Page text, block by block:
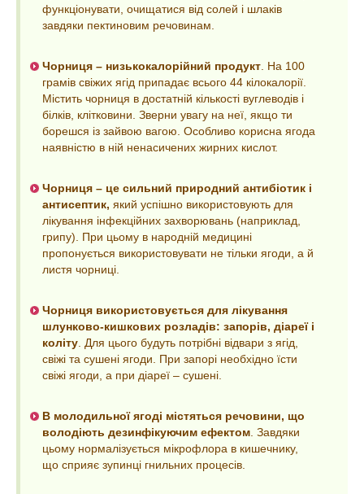
функціонувати, очищатися від солей і шлаків
завдяки пектиновим речовинам.
Чорниця – низькокалорійний продукт . На 100
грамів свіжих ягід припадає всього 44 кілокалорії.
Містить чорниця в достатній кількості вуглеводів і
білків, клітковини. Зверни увагу на неї, якщо ти
борешся із зайвою вагою. Особливо корисна ягода
наявністю в ній ненасичених жирних кислот.
Чорниця – це сильний природний антибіотик і
антисептик, який успішно використовують для
лікування інфекційних захворювань (наприклад,
грипу). При цьому в народній медицині
пропонується використовувати не тільки ягоди, а й
листя чорниці.
Чорниця використовується для лікування
шлунково-кишкових розладів: запорів, діареї і
коліту . Для цього будуть потрібні відвари з ягід,
свіжі та сушені ягоди. При запорі необхідно їсти
свіжі ягоди, а при діареї – сушені.
В молодильної ягоді містяться речовини, що
володіють дезинфікуючим ефектом . Завдяки
цьому нормалізується мікрофлора в кишечнику,
що сприяє зупинці гнильних процесів.